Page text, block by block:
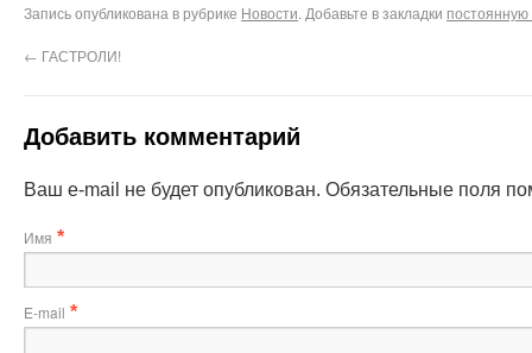
Запись опубликована в рубрике Новости. Добавьте в закладки постоянную
← ГАСТРОЛИ!
Добавить комментарий
Ваш e-mail не будет опубликован. Обязательные поля
Имя *
E-mail *